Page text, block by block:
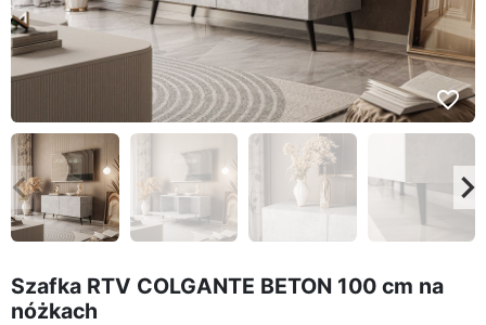
favorite_border
Poprzedni
Szafka RTV COLGANTE BETON 100 cm na
nóżkach